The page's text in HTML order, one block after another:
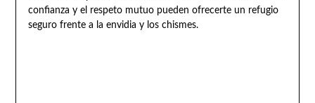
confianza y el respeto mutuo pueden ofrecerte un refugio
seguro frente a la envidia y los chismes.